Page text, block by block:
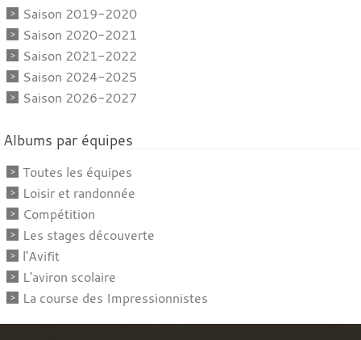
Saison 2019-2020
Saison 2020-2021
Saison 2021-2022
Saison 2024-2025
Saison 2026-2027
Albums par équipes
Toutes les équipes
Loisir et randonnée
Compétition
Les stages découverte
l'Avifit
L'aviron scolaire
La course des Impressionnistes